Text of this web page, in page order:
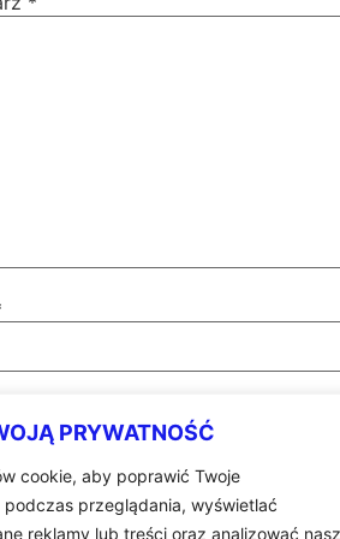
PRYWATNOŚĆ
cookie, aby poprawić Twoje
przeglądania, wyświetlać
reklamy lub treści oraz analizować nasz